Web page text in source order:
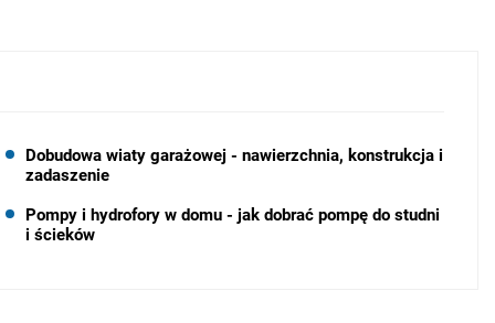
Dobudowa wiaty garażowej - nawierzchnia, konstrukcja i
zadaszenie
Pompy i hydrofory w domu - jak dobrać pompę do studni
i ścieków